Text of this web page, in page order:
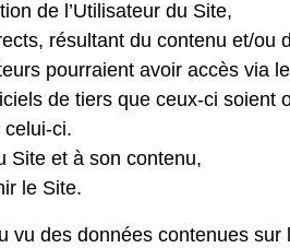
de l’Utilisateur du Site,
résultant du contenu et/ou
pourraient avoir accès via
de tiers que ceux-ci soient
ci.
Site et à son contenu,
le Site.
vu des données contenues sur